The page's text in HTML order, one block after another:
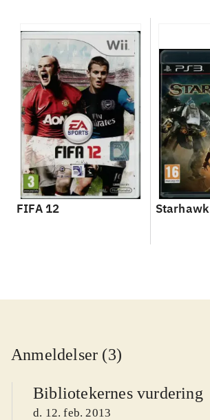
FIFA 12 Starhawk
Anmeldelser (3)
Bibliotekernes vurdering
d. 12. feb. 2013